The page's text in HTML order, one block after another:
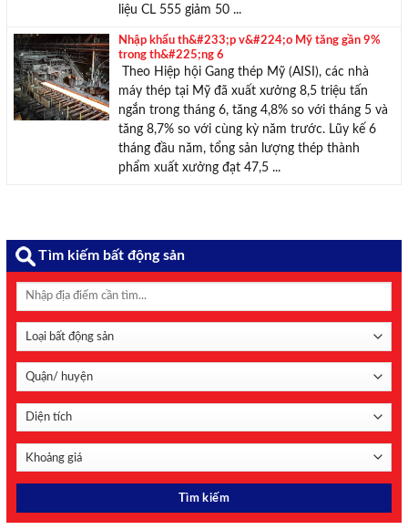
liệu CL 555 giảm 50 ...
Nhập khẩu th&#233;p v&#224;o Mỹ tăng gần 9%
trong th&#225;ng 6
Theo Hiệp hội Gang thép Mỹ (AISI), các nhà
máy thép tại Mỹ đã xuất xưởng 8,5 triệu tấn
ngắn trong tháng 6, tăng 4,8% so với tháng 5 và
tăng 8,7% so với cùng kỳ năm trước. Lũy kế 6
tháng đầu năm, tổng sản lượng thép thành
phẩm xuất xưởng đạt 47,5 ...
Tìm kiếm bất động sản